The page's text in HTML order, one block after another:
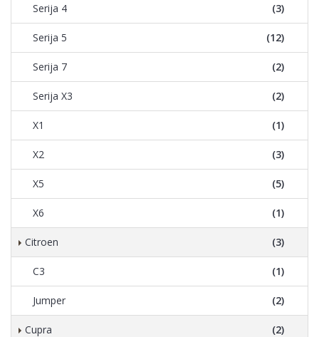
Serija 4 (3)
Serija 5 (12)
Serija 7 (2)
Serija X3 (2)
X1 (1)
X2 (3)
X5 (5)
X6 (1)
Citroen (3)
C3 (1)
Jumper (2)
Cupra (2)